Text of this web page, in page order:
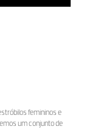
femininos e
um conjunto de